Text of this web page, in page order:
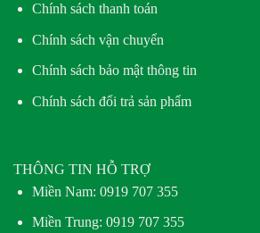
Chính sách thanh toán
Chính sách vận chuyển
Chính sách bảo mật thông tin
Chính sách đổi trả sản phẩm
THÔNG TIN HỖ TRỢ
Miền Nam: 0919 707 355
Miền Trung: 0919 707 355